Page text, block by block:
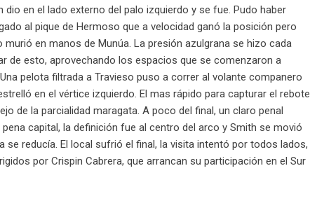
en el lado externo del palo izquierdo y se fue. Pudo haber
al pique de Hermoso que a velocidad ganó la posición pero
en manos de Munúa. La presión azulgrana se hizo cada
de esto, aprovechando los espacios que se comenzaron a
pelota filtrada a Travieso puso a correr al volante companero
en el vértice izquierdo. El mas rápido para capturar el rebote
de la parcialidad maragata. A poco del final, un claro penal
capital, la definición fue al centro del arco y Smith se movió
se reducía. El local sufrió el final, la visita intentó por todos lados,
por Crispin Cabrera, que arrancan su participación en el Sur